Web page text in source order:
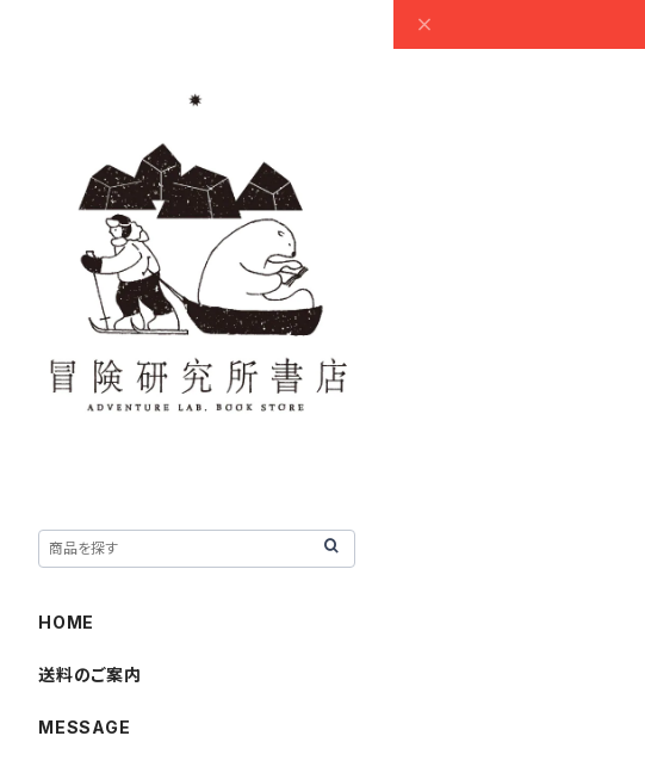
HOME
送料のご案内
MESSAGE